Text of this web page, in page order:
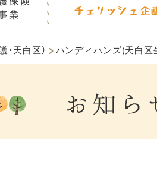
天白区） ハンディハンズ(天白区